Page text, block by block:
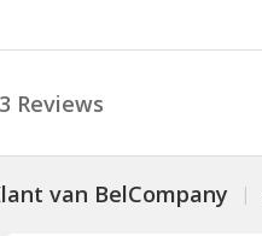
Reviews
van BelCompany |